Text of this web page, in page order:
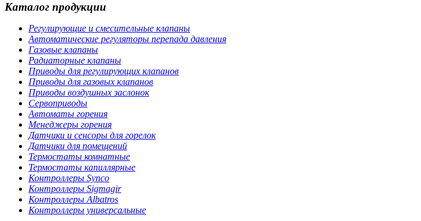
Каталог продукции
Регулирующие и смесительные клапаны
Автоматические регуляторы перепада давления
Газовые клапаны
Радиаторные клапаны
Приводы для регулирующих клапанов
Приводы для газовых клапанов
Приводы воздушных заслонок
Сервоприводы
Автоматы горения
Менеджеры горения
Датчики и сенсоры для горелок
Датчики для помещений
Термостаты комнатные
Термостаты капиллярные
Контроллеры Synco
Контроллеры Sigmagir
Контроллеры Albatros
Контроллеры универсальные